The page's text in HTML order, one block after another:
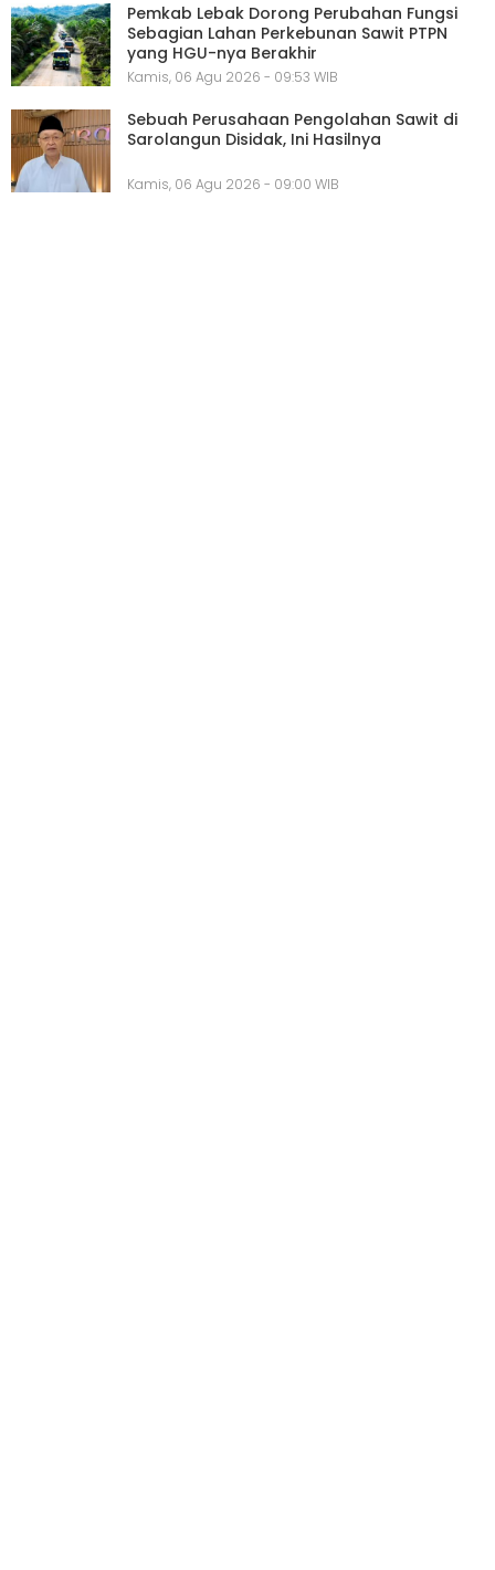
Pemkab Lebak Dorong Perubahan Fungsi
Sebagian Lahan Perkebunan Sawit PTPN
yang HGU-nya Berakhir
Kamis, 06 Agu 2026 - 09:53 WIB
Sebuah Perusahaan Pengolahan Sawit di
Sarolangun Disidak, Ini Hasilnya
Kamis, 06 Agu 2026 - 09:00 WIB